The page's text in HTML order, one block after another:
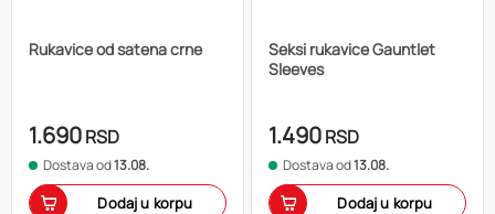
Rukavice od satena crne
1.690RSD
Dostava od13.08.
Dodaj u korpu
Seksi rukavice Gauntlet
Sleeves
1.490RSD
Dostava od13.08.
Dodaj u korpu